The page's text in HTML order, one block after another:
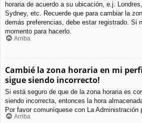
horaria de acuerdo a su ubicación, e.j.
Sydney, etc. Recuerde que para cambiar la
demás preferencias, debe estar registrado. Si
momento para hacerlo.
Arriba
Cambié la zona horaria en mi
sigue siendo incorrecto!
Si está seguro de que de la zona horaria es
siendo incorrecta, entonces la hora
Por favor comuníquese con La Administración
Arriba